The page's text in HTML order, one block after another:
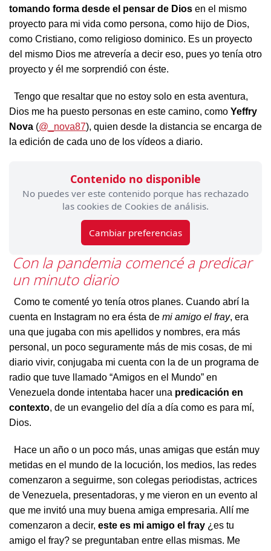
tomando forma desde el pensar de Dios en el mismo
proyecto para mi vida como persona, como hijo de Dios,
como Cristiano, como religioso dominico. Es un proyecto
del mismo Dios me atrevería a decir eso, pues yo tenía otro
proyecto y él me sorprendió con éste.
Tengo que resaltar que no estoy solo en esta aventura,
Dios me ha puesto personas en este camino, como Yeffry
Nova (@_nova87), quien desde la distancia se encarga de
la edición de cada uno de los vídeos a diario.
Contenido no disponible
No puedes ver este contenido porque has rechazado
las cookies de Cookies de análisis.
Cambiar preferencias
Con la pandemia comencé a predicar
un minuto diario
Como te comenté yo tenía otros planes. Cuando abrí la
cuenta en Instagram no era ésta de mi amigo el fray, era
una que jugaba con mis apellidos y nombres, era más
personal, un poco seguramente más de mis cosas, de mi
diario vivir, conjugaba mi cuenta con la de un programa de
radio que tuve llamado “Amigos en el Mundo” en
Venezuela donde intentaba hacer una predicación en
contexto, de un evangelio del día a día como es para mí,
Dios.
Hace un año o un poco más, unas amigas que están muy
metidas en el mundo de la locución, los medios, las redes
comenzaron a seguirme, son colegas periodistas, actrices
de Venezuela, presentadoras, y me vieron en un evento al
que me invitó una muy buena amiga empresaria. Allí me
comenzaron a decir, este es mi amigo el fray ¿es tu
amigo el fray? se preguntaban entre ellas mismas. Me